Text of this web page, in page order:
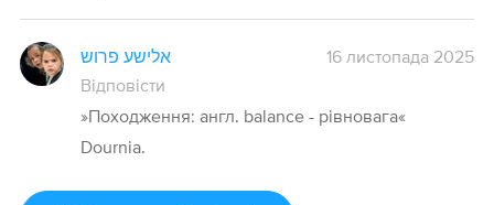
אלישע פרוש
16 листопада 2025
Відповісти
»Походження: англ. balance - рівновага«
Dournia.